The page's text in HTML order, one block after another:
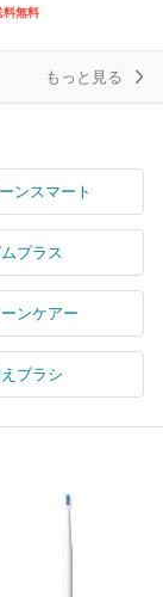
料無料
もっと見る
ンスマート
プラス
ンケアー
ブラシ